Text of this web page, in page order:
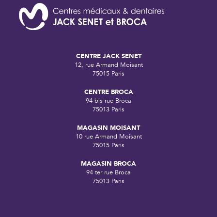
CENTRE JACK SENET
12, rue Armand Moisant
75015 Paris
CENTRE BROCA
94 bis rue Broca
75013 Paris
MAGASIN MOISANT
10 rue Armand Moisant
75015 Paris
MAGASIN BROCA
94 ter rue Broca
75013 Paris